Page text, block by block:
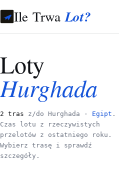
Ile TrwaLot?
Loty
Hurghada
2 tras z/do Hurghada · Egipt .
Czas lotu z rzeczywistych
przelotów z ostatniego roku.
Wybierz trasę i sprawdź
szczegóły.